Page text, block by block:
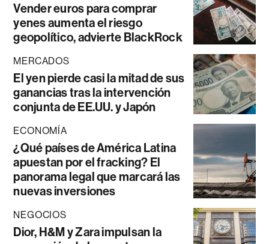
Vender euros para comprar
yenes aumenta el riesgo
geopolítico, advierte BlackRock
MERCADOS
El yen pierde casi la mitad de sus
ganancias tras la intervención
conjunta de EE.UU. y Japón
ECONOMÍA
¿Qué países de América Latina
apuestan por el fracking? El
panorama legal que marcará las
nuevas inversiones
NEGOCIOS
Dior, H&M y Zara impulsan la